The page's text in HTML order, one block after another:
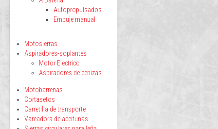
Autopropulsados
Empuje manual
Motosierras
Aspiradores-soplantes
Motor Electrico
Aspiradores de cenizas
Motobarrenas
Cortasetos
Carretilla de transporte
Vareadora de aceitunas